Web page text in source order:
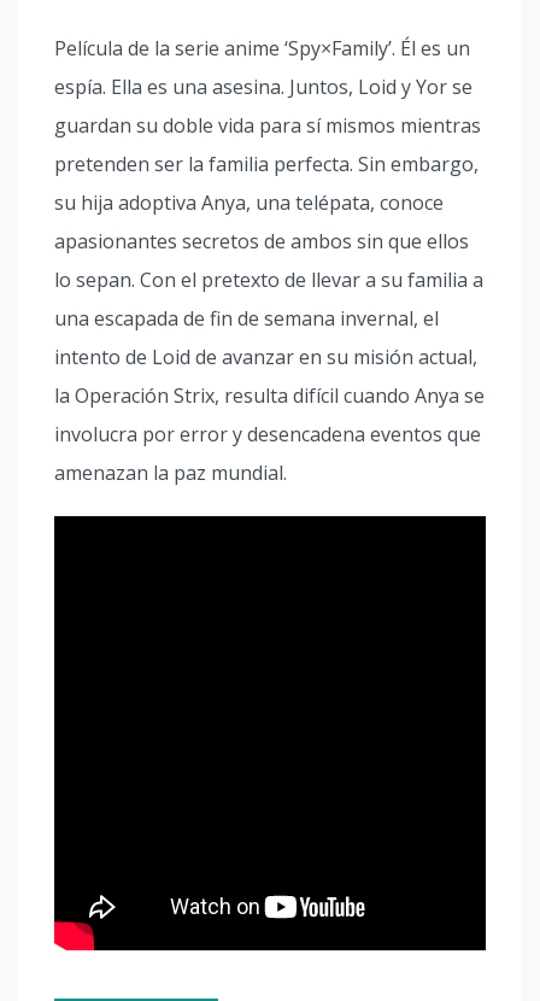
Película de la serie anime ‘Spy×Family’. Él es un
espía. Ella es una asesina. Juntos, Loid y Yor se
guardan su doble vida para sí mismos mientras
pretenden ser la familia perfecta. Sin embargo,
su hija adoptiva Anya, una telépata, conoce
apasionantes secretos de ambos sin que ellos
lo sepan. Con el pretexto de llevar a su familia a
una escapada de fin de semana invernal, el
intento de Loid de avanzar en su misión actual,
la Operación Strix, resulta difícil cuando Anya se
involucra por error y desencadena eventos que
amenazan la paz mundial.